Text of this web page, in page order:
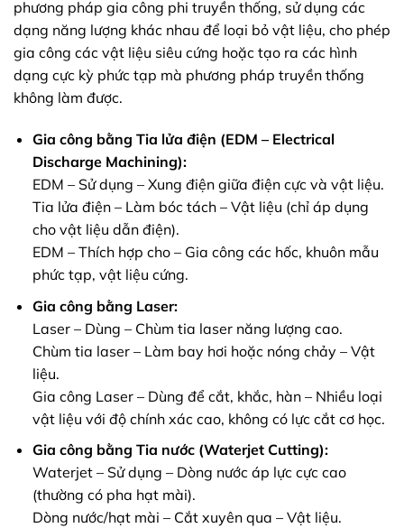
phương pháp gia công phi truyền thống, sử dụng các
dạng năng lượng khác nhau để loại bỏ vật liệu, cho phép
gia công các vật liệu siêu cứng hoặc tạo ra các hình
dạng cực kỳ phức tạp mà phương pháp truyền thống
không làm được.
Gia công bằng Tia lửa điện (EDM – Electrical
Discharge Machining):
EDM – Sử dụng – Xung điện giữa điện cực và vật liệu.
Tia lửa điện – Làm bóc tách – Vật liệu (chỉ áp dụng
cho vật liệu dẫn điện).
EDM – Thích hợp cho – Gia công các hốc, khuôn mẫu
phức tạp, vật liệu cứng.
Gia công bằng Laser:
Laser – Dùng – Chùm tia laser năng lượng cao.
Chùm tia laser – Làm bay hơi hoặc nóng chảy – Vật
liệu.
Gia công Laser – Dùng để cắt, khắc, hàn – Nhiều loại
vật liệu với độ chính xác cao, không có lực cắt cơ học.
Gia công bằng Tia nước (Waterjet Cutting):
Waterjet – Sử dụng – Dòng nước áp lực cực cao
(thường có pha hạt mài).
Dòng nước/hạt mài – Cắt xuyên qua – Vật liệu.